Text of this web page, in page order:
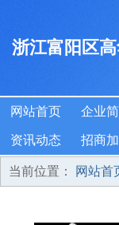
浙江富阳区
网站首页 企业
资讯动态 招商
当前位置： 网站首